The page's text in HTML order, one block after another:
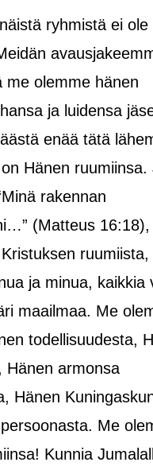
ryhmistä ei ole
me olemme hänen
ja luidensa
enää tätä
Hänen ruumiinsa.
rakennan
(Matteus 16:18),
ruumiista,
ja minua, kaikkia
maailmaa. Me
todellisuudesta,
Hänen armonsa
Hänen
Me
Kunnia